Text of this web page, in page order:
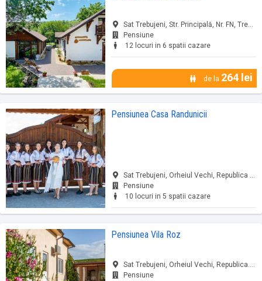
Sat Trebujeni, Str. Principală, Nr. FN, Trebujeni, jud. Republica Moldova
Pensiune
12 locuri in 6 spatii cazare
de la 264 lei
Pensiunea Casa Randunicii
Sat Trebujeni, Orheiul Vechi, Republica Moldova, Trebujeni, jud. Republica Moldova
Pensiune
10 locuri in 5 spatii cazare
Pensiunea Vila Roz
Sat Trebujeni, Orheiul Vechi, Republica..., Trebujeni, jud. Republica Moldova
Pensiune